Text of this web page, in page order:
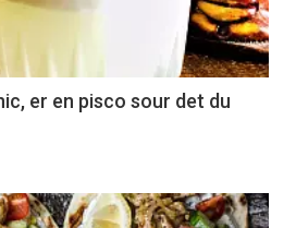
er en pisco sour det du